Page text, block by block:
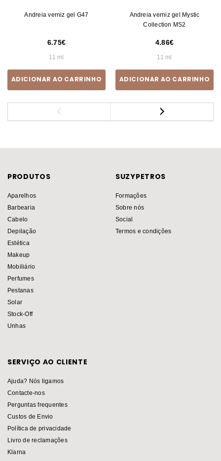
Andreia verniz gel G47
6.75
11 ml
ADICIONAR AO CARRINHO
Andreia verniz gel Mystic
Collection MS2
4.86
11 ml
ADICIONAR AO CARRINHO
PRODUTOS
Aparelhos
Barbearia
Cabelo
Depilação
Estética
Makeup
Mobiliário
Perfumes
Pestanas
Solar
Stock-Off
Unhas
SUZYPETROS
Formações
Sobre nós
Social
Termos e condições
SERVIÇO AO CLIENTE
Ajuda? Nós ligamos
Contacte-nos
Perguntas frequentes
Custos de Envio
Política de privacidade
Livro de reclamações
Klarna